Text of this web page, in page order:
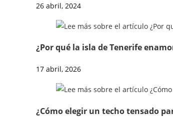
26 abril, 2024
¿Por qué la isla de Tenerife
17 abril, 2026
¿Cómo elegir un techo tensado